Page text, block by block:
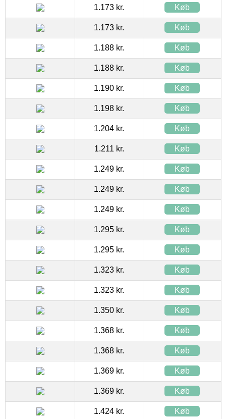
1.173 kr. Køb
1.173 kr. Køb
1.188 kr. Køb
1.188 kr. Køb
1.190 kr. Køb
1.198 kr. Køb
1.204 kr. Køb
1.211 kr. Køb
1.249 kr. Køb
1.249 kr. Køb
1.249 kr. Køb
1.295 kr. Køb
1.295 kr. Køb
1.323 kr. Køb
1.323 kr. Køb
1.350 kr. Køb
1.368 kr. Køb
1.368 kr. Køb
1.369 kr. Køb
1.369 kr. Køb
1.424 kr. Køb